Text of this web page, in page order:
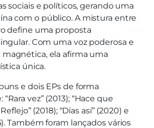
sociais e políticos, gerando uma
com o público. A mistura entre
define uma proposta
Com uma voz poderosa e
ela afirma uma
única.
e dois EPs de forma
vez” (2013); “Hace que
(2018); “Días así” (2020) e
Também foram lançados vários